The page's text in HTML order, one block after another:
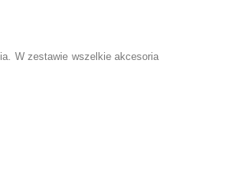
W zestawie wszelkie akcesoria